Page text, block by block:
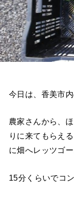
今日は、香美市
農家さんから、
りに来てもらえ
に畑へレッツゴー
15分くらいでコ